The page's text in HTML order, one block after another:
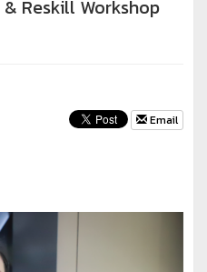
Reskill Workshop
Email